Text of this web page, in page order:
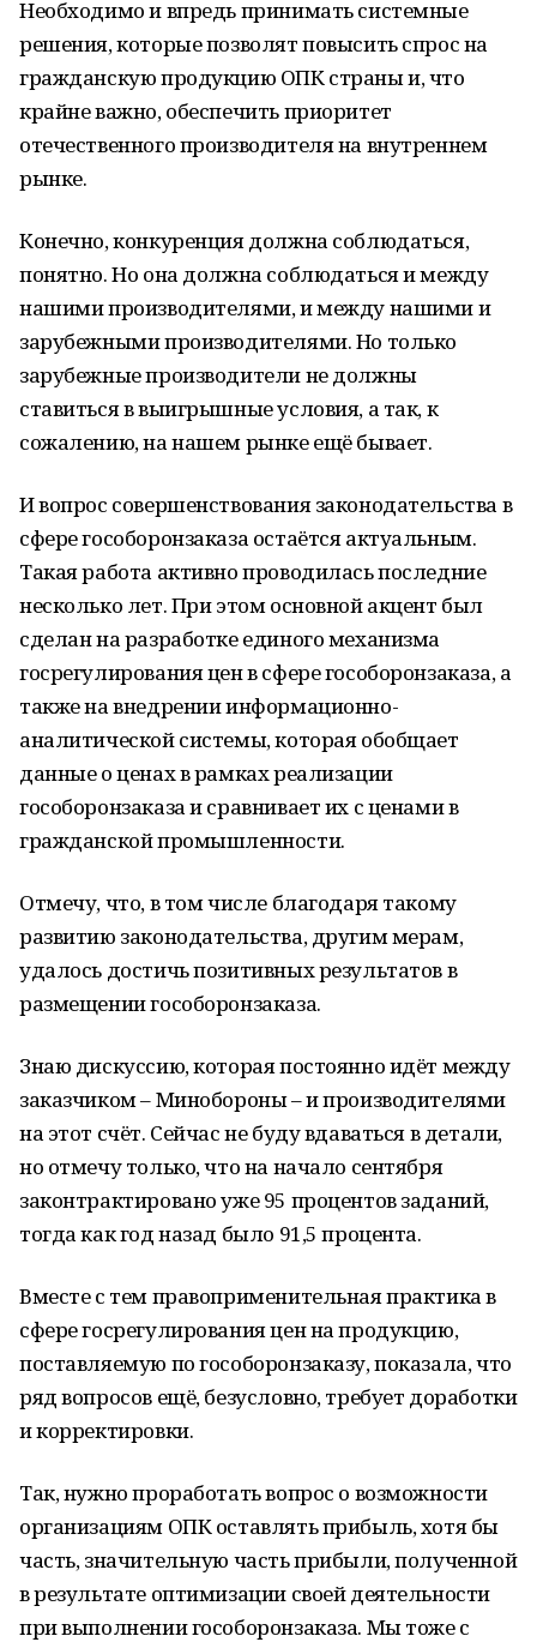
Необходимо и впредь принимать системные
решения, которые позволят повысить спрос на
гражданскую продукцию ОПК страны и, что
крайне важно, обеспечить приоритет
отечественного производителя на внутреннем
рынке.
Конечно, конкуренция должна соблюдаться,
понятно. Но она должна соблюдаться и между
нашими производителями, и между нашими и
зарубежными производителями. Но только
зарубежные производители не должны
ставиться в выигрышные условия, а так, к
сожалению, на нашем рынке ещё бывает.
И вопрос совершенствования законодательства в
сфере гособоронзаказа остаётся актуальным.
Такая работа активно проводилась последние
несколько лет. При этом основной акцент был
сделан на разработке единого механизма
госрегулирования цен в сфере гособоронзаказа, а
также на внедрении информационно-
аналитической системы, которая обобщает
данные о ценах в рамках реализации
гособоронзаказа и сравнивает их с ценами в
гражданской промышленности.
Отмечу, что, в том числе благодаря такому
развитию законодательства, другим мерам,
удалось достичь позитивных результатов в
размещении гособоронзаказа.
Знаю дискуссию, которая постоянно идёт между
заказчиком – Минобороны – и производителями
на этот счёт. Сейчас не буду вдаваться в детали,
но отмечу только, что на начало сентября
законтрактировано уже 95 процентов заданий,
тогда как год назад было 91,5 процента.
Вместе с тем правоприменительная практика в
сфере госрегулирования цен на продукцию,
поставляемую по гособоронзаказу, показала, что
ряд вопросов ещё, безусловно, требует доработки
и корректировки.
Так, нужно проработать вопрос о возможности
организациям ОПК оставлять прибыль, хотя бы
часть, значительную часть прибыли, полученной
в результате оптимизации своей деятельности
при выполнении гособоронзаказа. Мы тоже с